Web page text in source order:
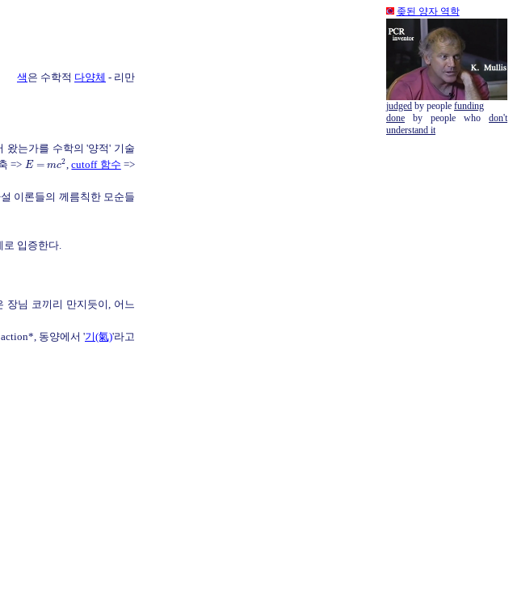
좆된 양자 역학
judged by people funding
done by people who don't
understand it
색 은 수학적 다양체 - 리만
왔는가를 수학의 '양적' 기술
=> E = mc2 ,cutoff 함수 =>
이론들의 께름칙한 모순들
입증한다.
장님 코끼리 만지듯이, 어느
동양에서 '기(氣)'라고